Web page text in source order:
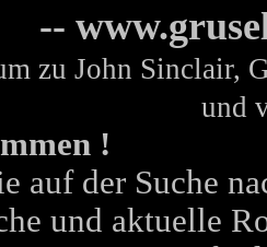
--
zu John Sinclair,
und
!
auf der Suche
und aktuelle